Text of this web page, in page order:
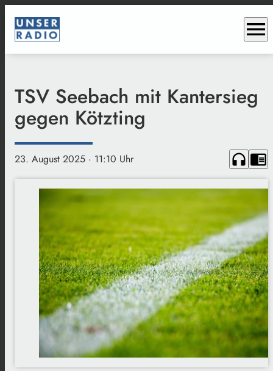
menu
TSV Seebach mit Kantersieg
gegen Kötzting
23. August 2025 · 11:10 Uhr headphones chrome_reader_mode